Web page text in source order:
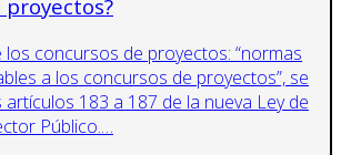
proyectos?
los concursos de proyectos: “normas
a los concursos de proyectos”, se
183 a 187 de la nueva Ley de
Público.…